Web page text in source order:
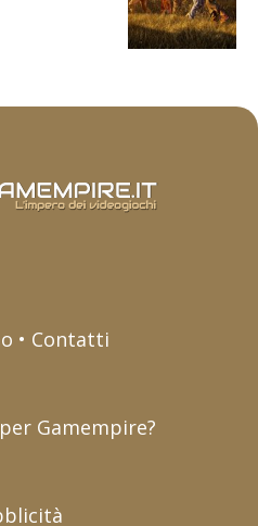
• Contatti
Gamempire?